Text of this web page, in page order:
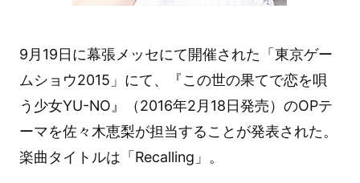
9月19日に幕張メッセにて開催された「東京ゲー
ムショウ2015」にて、『この世の果てで恋を唄
う少女YU-NO』（2016年2月18日発売）のOPテ
ーマを佐々木恵梨が担当することが発表された。
楽曲タイトルは「Recalling」。